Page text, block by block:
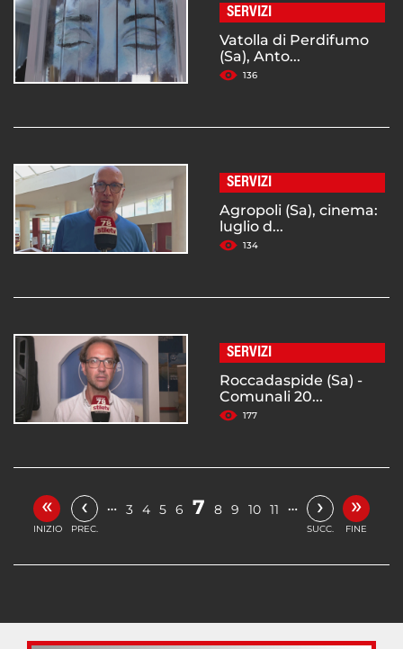
SERVIZI
Vatolla di Perdifumo
(Sa), Anto...
136
SERVIZI
Agropoli (Sa), cinema:
luglio d...
134
SERVIZI
Roccadaspide (Sa) -
Comunali 20...
177
«
INIZIO
‹
PREC.
… 3 4 5 6 7 8 9 10 11 … ›
SUCC.
»
FINE